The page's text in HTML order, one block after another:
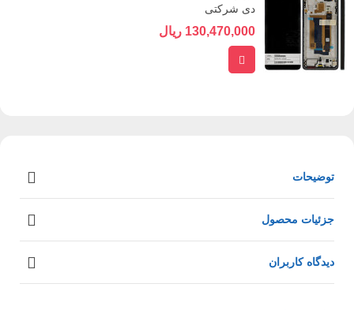
دی شرکتی
شیائومی
130,470,000 ریال
توضیحات
جزئیات محصول
دیدگاه کاربران